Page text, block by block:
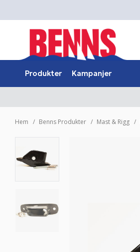
Produkter Kampanjer
Hem Benns Produkter Mast & Rigg